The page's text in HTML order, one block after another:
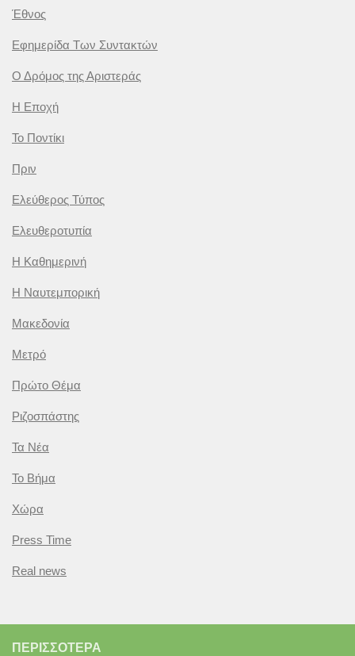
Έθνος
Εφημερίδα Των Συντακτών
Ο Δρόμος της Αριστεράς
Η Εποχή
Το Ποντίκι
Πριν
Ελεύθερος Τύπος
Ελευθεροτυπία
Η Καθημερινή
Η Ναυτεμπορική
Μακεδονία
Μετρό
Πρώτο Θέμα
Ριζοσπάστης
Τα Νέα
Το Βήμα
Χώρα
Press Time
Real news
ΠΕΡΙΣΣΌΤΕΡΑ